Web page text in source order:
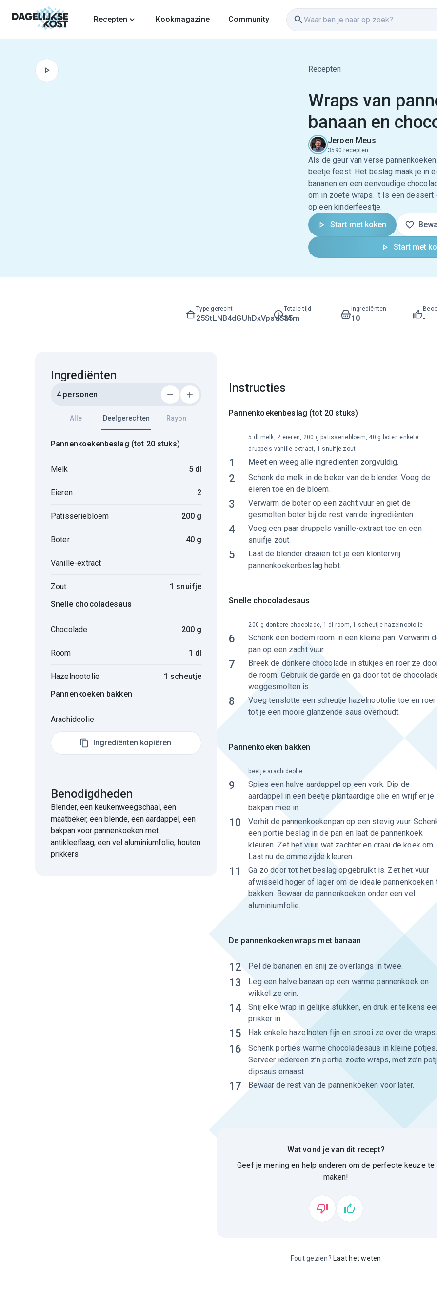
Recepten
Kookmagazine Community
Recepten
Wraps van
banaan en
Jeroen Meus
3590 recepten
Als de geur van verse
beetje feest. Het beslag maak je in
bananen en een eenvoudige
om in zoete wraps. ’t Is een
op een kinderfeestje.
Start met koken
Start met
Type gerecht
25StLNB4dGUhDxVpsdSM
Totale tijd
35m
Ingrediënten
10 -
Ingrediënten
4 personen
Alle Deelgerechten Rayon
Pannenkoekenbeslag (tot 20 stuks)
Melk 5 dl
Eieren 2
Patisseriebloem 200 g
Boter 40 g
Vanille-extract
Zout
1 snuifje
Snelle chocoladesaus
Chocolade 200 g
Room 1 dl
Hazelnootolie
1 scheutje
Pannenkoeken bakken
Arachideolie
Ingrediënten kopiëren
Benodigdheden
Blender, een keukenweegschaal, een
maatbeker, een blende, een aardappel, een
bakpan voor pannenkoeken met
antikleeflaag, een vel aluminiumfolie, houten
prikkers
Instructies
Pannenkoekenbeslag (tot 20 stuks)
1 Meet en weeg alle ingrediënten zorgvuldig.
5 dl melk, 2 eieren, 200 g patisseriebloem, 40 g boter, enkele
druppels vanille-extract, 1 snuifje zout
2
Schenk de melk in de beker van de blender. Voeg de
eieren toe en de bloem.
3
Verwarm de boter op een zacht vuur en giet de
gesmolten boter bij de rest van de ingrediënten.
4
Voeg een paar druppels vanille-extract toe en een
snuifje zout.
5
Laat de blender draaien tot je een klontervrij
pannenkoekenbeslag hebt.
Snelle chocoladesaus
6
Schenk een bodem room in een kleine pan. Verwarm
pan op een zacht vuur.
200 g donkere chocolade, 1 dl room, 1 scheutje hazelnootolie
7
Breek de donkere chocolade in stukjes en roer ze
de room. Gebruik de garde en ga door tot de
weggesmolten is.
8
Voeg tenslotte een scheutje hazelnootolie toe en roer
tot je een mooie glanzende saus overhoudt.
Pannenkoeken bakken
9
Spies een halve aardappel op een vork. Dip de
aardappel in een beetje plantaardige olie en wrijf er je
bakpan mee in.
beetje arachideolie
10
Verhit de pannenkoekenpan op een stevig vuur.
een portie beslag in de pan en laat de pannenkoek
kleuren. Zet het vuur wat zachter en draai de koek om.
Laat nu de ommezijde kleuren.
11
Ga zo door tot het beslag opgebruikt is. Zet het vuur
afwisseld hoger of lager om de ideale pannenkoeken
bakken. Bewaar de pannenkoeken onder een vel
aluminiumfolie.
De pannenkoekenwraps met banaan
12 Pel de bananen en snij ze overlangs in twee.
13
Leg een halve banaan op een warme pannenkoek en
wikkel ze erin.
14
Snij elke wrap in gelijke stukken, en druk er telkens
prikker in.
15 Hak enkele hazelnoten fijn en strooi ze over de wraps.
16
Schenk porties warme chocoladesaus in kleine potjes.
Serveer iedereen z’n portie zoete wraps, met zo’n
dipsaus ernaast.
17 Bewaar de rest van de pannenkoeken voor later.
Wat vond je van dit recept?
Geef je mening en help anderen om de perfecte keuze te
maken!
Fout gezien? Laat het weten